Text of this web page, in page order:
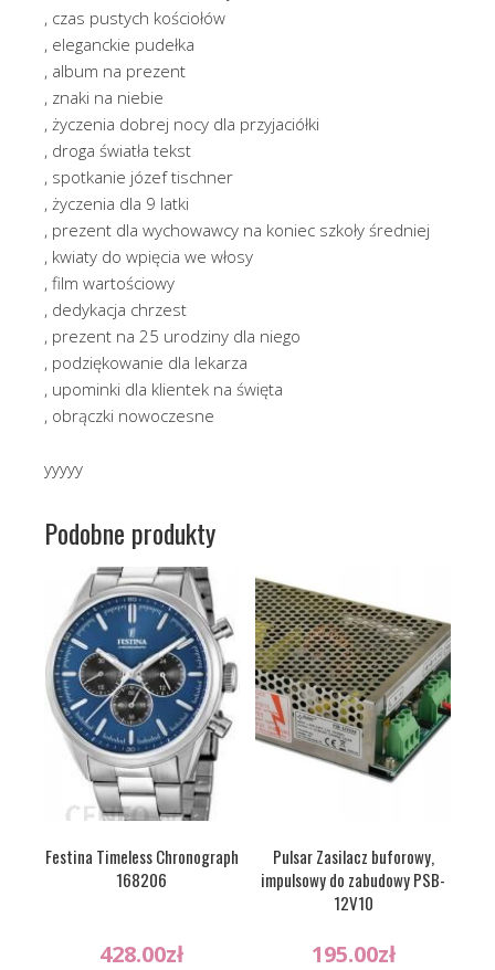
, czas pustych kościołów
, eleganckie pudełka
, album na prezent
, znaki na niebie
, życzenia dobrej nocy dla przyjaciółki
, droga światła tekst
, spotkanie józef tischner
, życzenia dla 9 latki
, prezent dla wychowawcy na koniec szkoły średniej
, kwiaty do wpięcia we włosy
, film wartościowy
, dedykacja chrzest
, prezent na 25 urodziny dla niego
, podziękowanie dla lekarza
, upominki dla klientek na święta
, obrączki nowoczesne
yyyyy
Podobne produkty
Festina Timeless Chronograph
168206
428.00zł
Pulsar Zasilacz buforowy,
impulsowy do zabudowy PSB-
12V10
195.00zł